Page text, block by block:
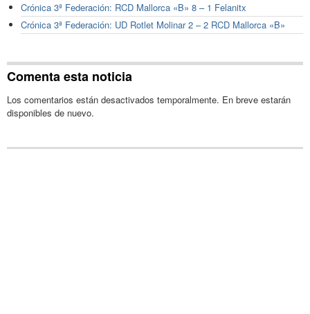
Crónica 3ª Federación: RCD Mallorca «B» 8 – 1 Felanitx
Crónica 3ª Federación: UD Rotlet Molinar 2 – 2 RCD Mallorca «B»
Comenta esta noticia
Los comentarios están desactivados temporalmente. En breve estarán
disponibles de nuevo.